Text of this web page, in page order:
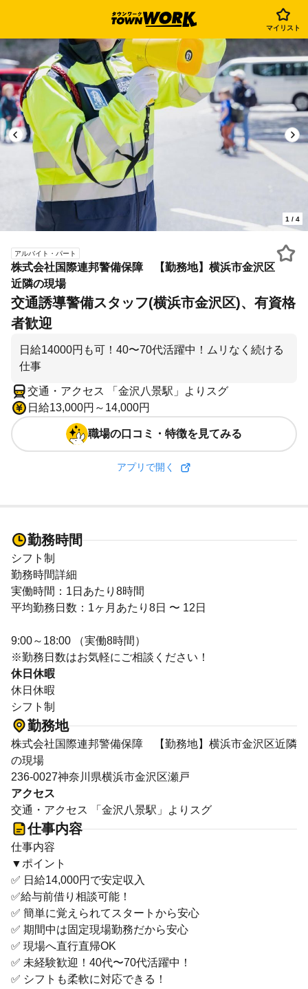
マイリスト
1 / 4
アルバイト・パート
株式会社国際連邦警備保障 【勤務地】横浜市金沢区
近隣の現場
交通誘導警備スタッフ(横浜市金沢区)、有資格
者歓迎
日給14000円も可！40〜70代活躍中！ムリなく続ける
仕事
交通・アクセス 「金沢八景駅」よりスグ
日給13,000円～14,000円
職場の口コミ・特徴を見てみる
アプリで開く
勤務時間
シフト制
勤務時間詳細
実働時間：1日あたり8時間
平均勤務日数：1ヶ月あたり8日 〜 12日
9:00～18:00 （実働8時間）
※勤務日数はお気軽にご相談ください！
休日休暇
休日休暇
シフト制
勤務地
株式会社国際連邦警備保障 【勤務地】横浜市金沢区近隣
の現場
236-0027神奈川県横浜市金沢区瀬戸
アクセス
交通・アクセス 「金沢八景駅」よりスグ
仕事内容
仕事内容
▼ポイント
✅ 日給14,000円で安定収入
✅給与前借り相談可能！
✅ 簡単に覚えられてスタートから安心
✅ 期間中は固定現場勤務だから安心
✅ 現場へ直行直帰OK
✅ 未経験歓迎！40代〜70代活躍中！
✅ シフトも柔軟に対応できる！